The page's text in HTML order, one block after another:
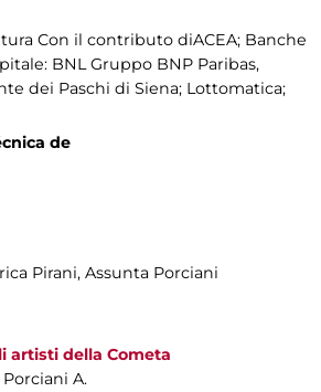
Con il contributo diACEA; Banche
BNL Gruppo BNP Paribas,
dei Paschi di Siena; Lottomatica;
de
Pirani, Assunta Porciani
artisti della Cometa
Porciani A.